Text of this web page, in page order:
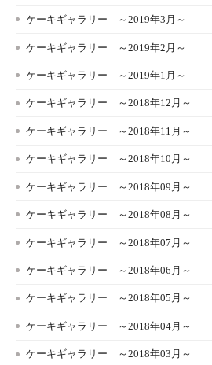
ケーキギャラリー ～2019年3月～
ケーキギャラリー ～2019年2月～
ケーキギャラリー ～2019年1月～
ケーキギャラリー ～2018年12月～
ケーキギャラリー ～2018年11月～
ケーキギャラリー ～2018年10月～
ケーキギャラリー ～2018年09月～
ケーキギャラリー ～2018年08月～
ケーキギャラリー ～2018年07月～
ケーキギャラリー ～2018年06月～
ケーキギャラリー ～2018年05月～
ケーキギャラリー ～2018年04月～
ケーキギャラリー ～2018年03月～